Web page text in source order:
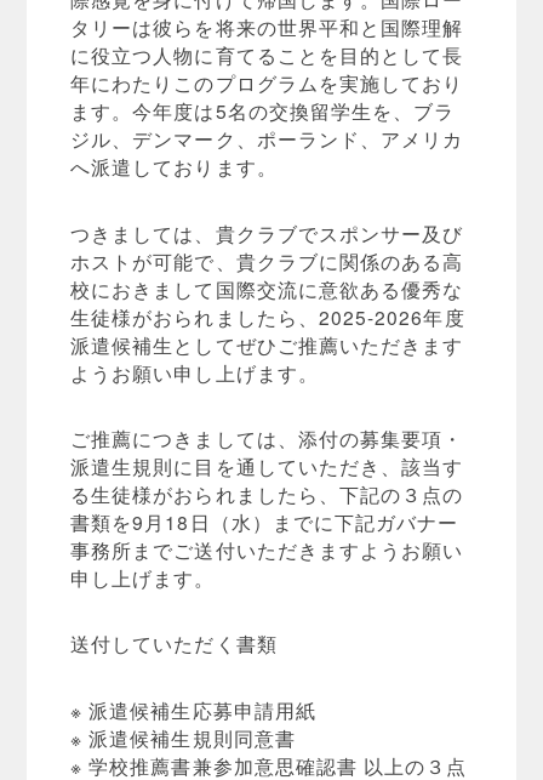
タリーは彼らを将来の世界平和と国際理解
に役立つ人物に育てることを目的として長
年にわたりこのプログラムを実施しており
ます。今年度は5名の交換留学生を、ブラ
ジル、デンマーク、ポーランド、アメリカ
へ派遣しております。
つきましては、貴クラブでスポンサー及び
ホストが可能で、貴クラブに関係のある高
校におきまして国際交流に意欲ある優秀な
生徒様がおられましたら、2025-2026年度
派遣候補生としてぜひご推薦いただきます
ようお願い申し上げます。
ご推薦につきましては、添付の募集要項・
派遣生規則に目を通していただき、該当す
る生徒様がおられましたら、下記の３点の
書類を9月18日（水）までに下記ガバナー
事務所までご送付いただきますようお願い
申し上げます。
送付していただく書類
※ 派遣候補生応募申請用紙
※ 派遣候補生規則同意書
※ 学校推薦書兼参加意思確認書 以上の３点